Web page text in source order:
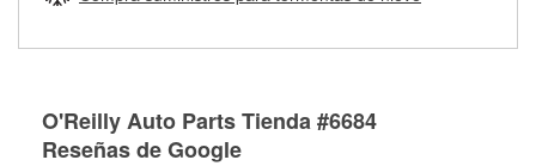
partes de reemplazo correctas para tu reparación.
O'Reilly Auto Parts Tienda #6684
Reseñas de Google